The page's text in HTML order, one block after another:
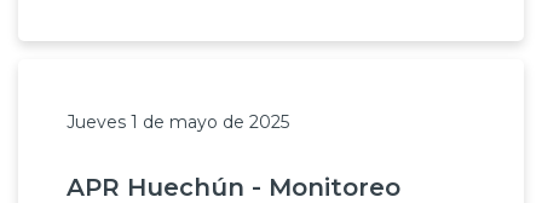
Jueves 1 de mayo de 2025
APR Huechún - Monitoreo